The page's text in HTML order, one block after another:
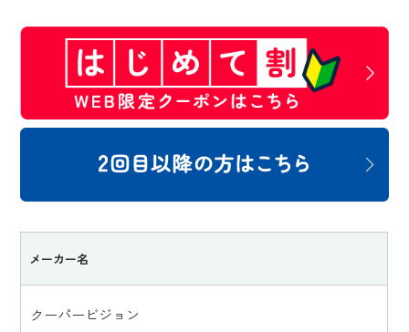
メーカー名
クーパービジョン